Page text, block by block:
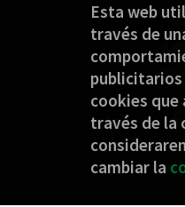
Esta web
través de
publicitarios
cookies
través de la
cambiar la